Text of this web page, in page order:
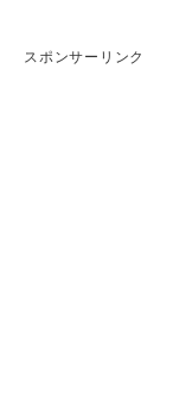
スポンサーリンク